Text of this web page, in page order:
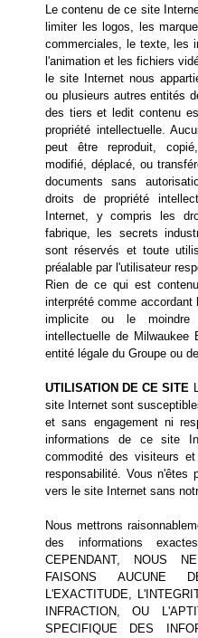
Le contenu de ce site
limiter les logos, les
commerciales, le texte, les
l'animation et les fichiers
le site Internet nous
ou plusieurs autres entités
des tiers et ledit contenu
propriété intellectuelle.
peut être reproduit,
modifié, déplacé, ou
documents sans
droits de propriété
Internet, y compris les
fabrique, les secrets
sont réservés et toute
préalable par l'utilisateur
Rien de ce qui est
interprété comme
implicite ou le moindre
intellectuelle de Milwaukee
entité légale du Groupe ou
UTILISATION DE CE SITE
site Internet sont
et sans engagement ni
informations de ce site
commodité des visiteurs et
responsabilité. Vous n'êtes
vers le site Internet sans
Nous mettrons
des informations
CEPENDANT, NOUS
FAISONS AUCUNE
L'EXACTITUDE,
INFRACTION, OU
SPECIFIQUE DES